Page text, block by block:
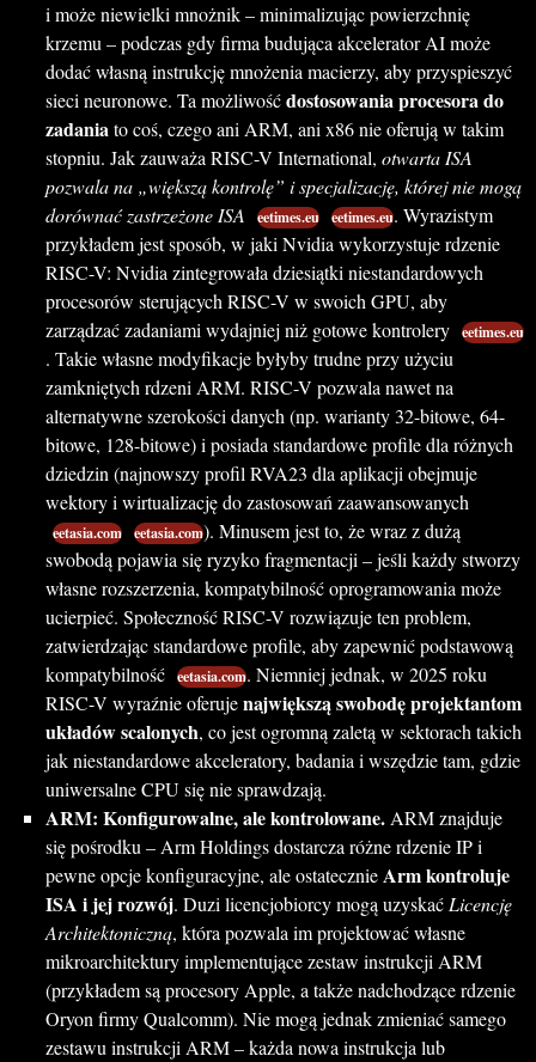
i może niewielki mnożnik – minimalizując powierzchnię
krzemu – podczas gdy firma budująca akcelerator AI może
dodać własną instrukcję mnożenia macierzy, aby przyspieszyć
sieci neuronowe. Ta możliwośćdostosowania procesora do
zadaniato coś, czego ani ARM, ani x86 nie oferują w takim
stopniu. Jak zauważa RISC-V International, otwarta ISA
pozwala na „większą kontrolę” i specjalizację, której nie mogą
dorównać zastrzeżone ISA
eetimes.eu eetimes.eu. Wyrazistym
przykładem jest sposób, w jaki Nvidia wykorzystuje rdzenie
RISC-V: Nvidia zintegrowała dziesiątki niestandardowych
procesorów sterujących RISC-V w swoich GPU, aby
zarządzać zadaniami wydajniej niż gotowe kontrolery eetimes.eu
. Takie własne modyfikacje byłyby trudne przy użyciu
zamkniętych rdzeni ARM. RISC-V pozwala nawet na
alternatywne szerokości danych (np. warianty 32-bitowe, 64-
bitowe, 128-bitowe) i posiada standardowe profile dla różnych
dziedzin (najnowszy profil RVA23 dla aplikacji obejmuje
wektory i wirtualizację do zastosowań zaawansowanych
eetasia.com eetasia.com). Minusem jest to, że wraz z dużą
swobodą pojawia się ryzyko fragmentacji – jeśli każdy stworzy
własne rozszerzenia, kompatybilność oprogramowania może
ucierpieć. Społeczność RISC-V rozwiązuje ten problem,
zatwierdzając standardowe profile, aby zapewnić podstawową
kompatybilność eetasia.com. Niemniej jednak, w 2025 roku
RISC-V wyraźnie oferujenajwiększą swobodę projektantom
układów scalonych, co jest ogromną zaletą w sektorach takich
jak niestandardowe akceleratory, badania i wszędzie tam, gdzie
uniwersalne CPU się nie sprawdzają.
ARM: Konfigurowalne, ale kontrolowane.ARM znajduje
się pośrodku – Arm Holdings dostarcza różne rdzenie IP i
pewne opcje konfiguracyjne, ale ostatecznieArm kontroluje
ISA i jej rozwój. Duzi licencjobiorcy mogą uzyskaćLicencję
Architektoniczną, która pozwala im projektować własne
mikroarchitektury implementujące zestaw instrukcji ARM
(przykładem są procesory Apple, a także nadchodzące rdzenie
Oryon firmy Qualcomm). Nie mogą jednak zmieniać samego
zestawu instrukcji ARM – każda nowa instrukcja lub